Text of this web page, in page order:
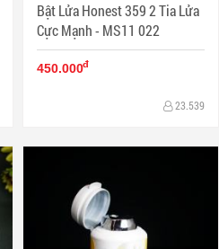
Bật Lửa Honest 359 2 Tia Lửa
Cực Mạnh - MS11 022
450.000đ
23.539